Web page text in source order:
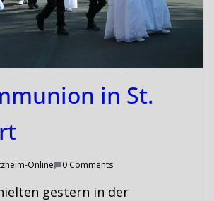
in St.
Online 0 Comments
gestern in der